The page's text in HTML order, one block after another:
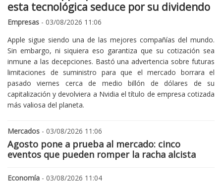
esta tecnológica seduce por su dividendo
Empresas - 03/08/2026 11:06
Apple sigue siendo una de las mejores compañías del mundo.
Sin embargo, ni siquiera eso garantiza que su cotización sea
inmune a las decepciones. Bastó una advertencia sobre futuras
limitaciones de suministro para que el mercado borrara el
pasado viernes cerca de medio billón de dólares de su
capitalización y devolviera a Nvidia el título de empresa cotizada
más valiosa del planeta.
Mercados - 03/08/2026 11:06
Agosto pone a prueba al mercado: cinco
eventos que pueden romper la racha alcista
Economía - 03/08/2026 11:04